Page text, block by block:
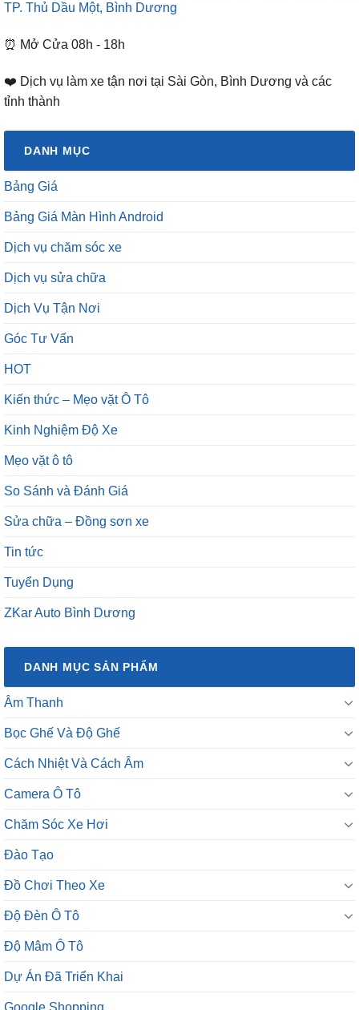
TP. Thủ Dầu Một, Bình Dương
⏰ Mở Cửa 08h - 18h
❤️ Dịch vụ làm xe tận nơi tại Sài Gòn, Bình Dương và các
tỉnh thành
DANH MỤC
Bảng Giá
Bảng Giá Màn Hình Android
Dịch vụ chăm sóc xe
Dịch vụ sửa chữa
Dịch Vụ Tận Nơi
Góc Tư Vấn
HOT
Kiến thức – Mẹo vặt Ô Tô
Kinh Nghiệm Độ Xe
Mẹo vặt ô tô
So Sánh và Đánh Giá
Sửa chữa – Đồng sơn xe
Tin tức
Tuyển Dụng
ZKar Auto Bình Dương
DANH MỤC SẢN PHẨM
Âm Thanh
Bọc Ghế Và Độ Ghế
Cách Nhiệt Và Cách Âm
Camera Ô Tô
Chăm Sóc Xe Hơi
Đào Tạo
Đồ Chơi Theo Xe
Độ Đèn Ô Tô
Độ Mâm Ô Tô
Dự Án Đã Triển Khai
Google Shopping